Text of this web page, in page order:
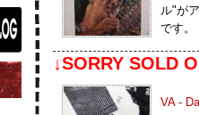
ル"が
です。
↓SORRY SOLD
VA -